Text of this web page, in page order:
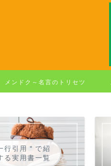
メンドク～名言のトリセツ
行引用＂で紹
る実用書一覧